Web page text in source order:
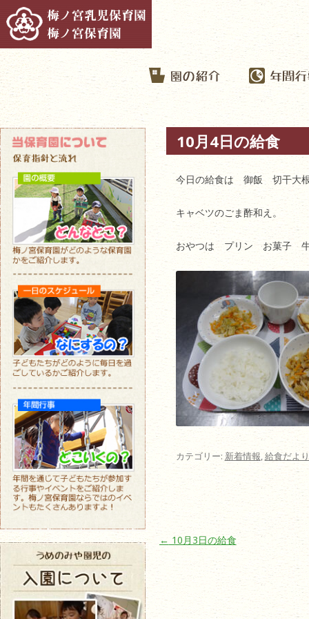
10月4日の給食
今日の給食は 御飯 切干大
キャベツのごま酢和え。
おやつは プリン お菓子 牛
カテゴリー: 新着情報,給食だより
投稿ナビゲーション
← 10月3日の給食